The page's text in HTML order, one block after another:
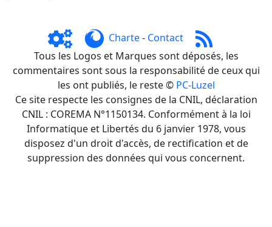
Charte- Contact
Tous les Logos et Marques sont déposés, les
commentaires sont sous la responsabilité de ceux qui
les ont publiés, le reste © PC-Luzel
Ce site respecte les consignes de la CNIL, déclaration
CNIL : COREMA N°1150134. Conformément à la loi
Informatique et Libertés du 6 janvier 1978, vous
disposez d'un droit d'accès, de rectification et de
suppression des données qui vous concernent.